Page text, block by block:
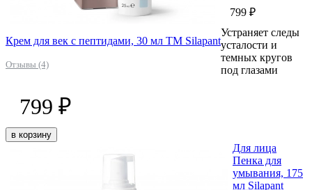
Крем для век с пептидами, 30 мл ТМ Silapant
Отзывы (4)
799 ₽
Устраняет следы
усталости и
темных кругов
под глазами
799 ₽
в корзину
Для лица
Пенка для
умывания, 175
мл Silapant